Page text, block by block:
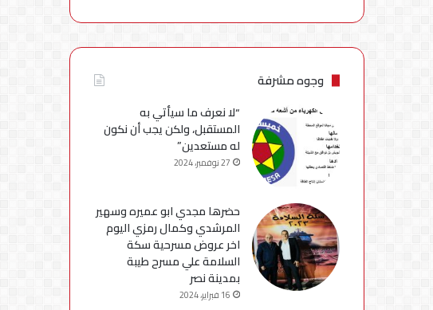
وجوه مشرفة
“لا نعرف ما سيأتي به
المستقبل، ولكن يجب أن نكون
له مستعدين”
27 نوفمبر، 2024
حضرها مجدي ابو عميره وسهير
المرشدي وكمال رمزي اليوم
اخر عروض مسرحية سكة
السلامة علي مسرح طيبة
بمدينة نصر
16 فبراير، 2024